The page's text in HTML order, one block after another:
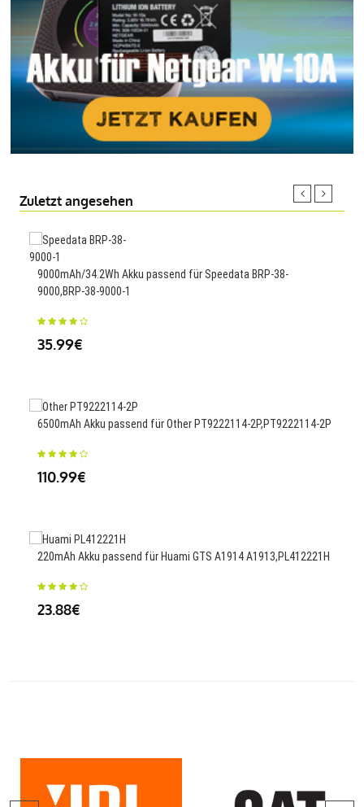
Zuletzt angesehen
9000mAh/34.2Wh Akku passend für Speedata BRP-38-
9000,BRP-38-9000-1
35.99€
6500mAh Akku passend für Other PT9222114-2P,PT9222114-2P
110.99€
220mAh Akku passend für Huami GTS A1914 A1913,PL412221H
23.88€